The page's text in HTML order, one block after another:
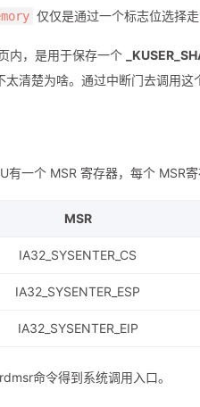
仅仅是通过一个标志位选择走
内，是用于保存一个
太清楚为啥。通过中断门去调用
一个 MSR 寄存器，每个 MSR
MSR
IA32_SYSENTER_CS
IA32_SYSENTER_ESP
IA32_SYSENTER_EIP
命令得到系统调用入口。